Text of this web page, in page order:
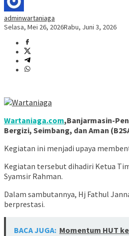
adminwartaniaga
Selasa, Mei 26, 2026Rabu, Juni 3, 2026
Wartaniaga.com,Banjarmasin-
Bergizi, Seimbang, dan Aman
Kegiatan ini menjadi upaya
Kegiatan tersebut dihadiri Ketua
Syamsir Rahman.
Dalam sambutannya, Hj Fathul
berprestasi.
BACA JUGA: Momentum HUT